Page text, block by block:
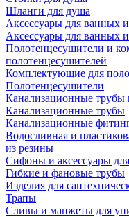
Шланги для душа
Аксессуары для ванных
Аксессуары для ванных
Полотенцесушители и
полотенцесушителей
Комплектующие для
Полотенцесушители
Канализационные трубы
Канализационные трубы
Канализационные
Водосливная и
из резины
Сифоны и аксессуары
Гибкие и фановые трубы
Изделия для
Трапы
Сливы и манжеты для